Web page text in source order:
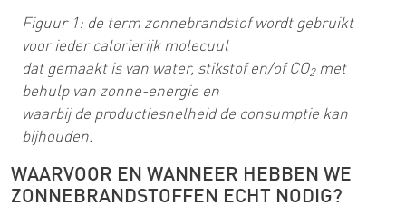
Figuur 1: de term zonnebrandstof wordt gebruikt
voor ieder calorierijk molecuul
dat gemaakt is van water, stikstof en/of CO2met
behulp van zonne-energie en
waarbij de productiesnelheid de consumptie kan
bijhouden.
WAARVOOR EN WANNEER HEBBEN WE
ZONNEBRANDSTOFFEN ECHT NODIG?